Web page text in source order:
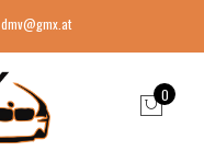
dmv@gmx.at
0